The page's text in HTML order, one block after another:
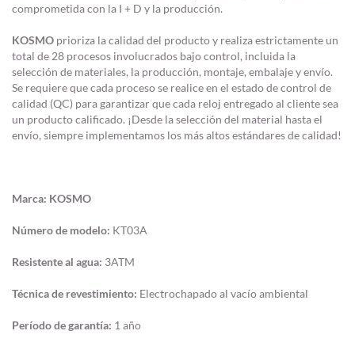
comprometida con la I + D y la producción.
KOSMO prioriza la calidad del producto y realiza estrictamente un
total de 28 procesos involucrados bajo control, incluida la
selección de materiales, la producción, montaje, embalaje y envío.
Se requiere que cada proceso se realice en el estado de control de
calidad (QC) para garantizar que cada reloj entregado al cliente sea
un producto calificado. ¡Desde la selección del material hasta el
envío, siempre implementamos los más altos estándares de calidad!
Marca: KOSMO
Número de modelo: KT03A
Resistente al agua: 3ATM
Técnica de revestimiento: Electrochapado al vacío ambiental
Período de garantía: 1 año